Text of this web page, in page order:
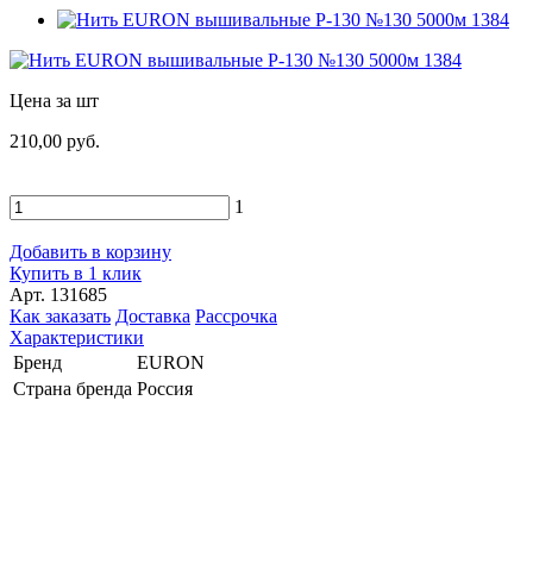
Цена за шт
210,00 руб.
1
Добавить в корзину
Купить в 1 клик
Арт. 131685
Как заказать Доставка Рассрочка
Характеристики
Бренд
EURON
Страна бренда Россия